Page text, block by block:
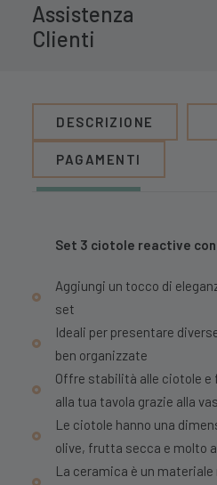
Assistenza
Clienti
DESCRIZIONE
PAGAMENTI
Set 3 ciotole reactive
Aggiungi un tocco di
set
Ideali per presentare
ben organizzate
Offre stabilità alle ciotole
alla tua tavola grazie alla
Le ciotole hanno una
olive, frutta secca e molto
La ceramica è un